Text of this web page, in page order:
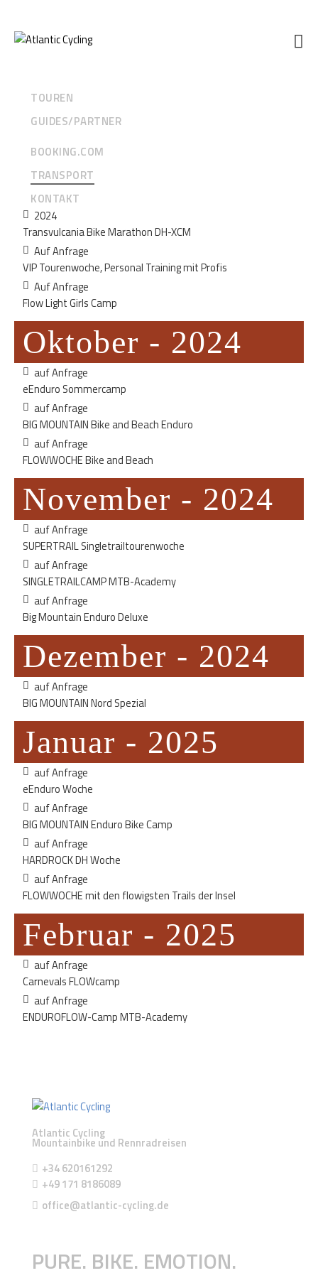
TOUREN
GUIDES/PARTNER
BOOKING.COM
TRANSPORT
KONTAKT
Transport
September - 2024
2024
Transvulcania Bike Marathon DH-XCM
Auf Anfrage
VIP Tourenwoche, Personal Training mit Profis
Auf Anfrage
Flow Light Girls Camp
Oktober - 2024
auf Anfrage
eEnduro Sommercamp
auf Anfrage
BIG MOUNTAIN Bike and Beach Enduro
auf Anfrage
FLOWWOCHE Bike and Beach
November - 2024
auf Anfrage
SUPERTRAIL Singletrailtourenwoche
auf Anfrage
SINGLETRAILCAMP MTB-Academy
auf Anfrage
Big Mountain Enduro Deluxe
Dezember - 2024
auf Anfrage
BIG MOUNTAIN Nord Spezial
Januar - 2025
auf Anfrage
eEnduro Woche
auf Anfrage
BIG MOUNTAIN Enduro Bike Camp
auf Anfrage
HARDROCK DH Woche
auf Anfrage
FLOWWOCHE mit den flowigsten Trails der Insel
Februar - 2025
auf Anfrage
Carnevals FLOWcamp
auf Anfrage
ENDUROFLOW-Camp MTB-Academy
Atlantic Cycling
Mountainbike und Rennradreisen
+34 620161292
+49 171 8186089
office@atlantic-cycling.de
PURE. BIKE. EMOTION.